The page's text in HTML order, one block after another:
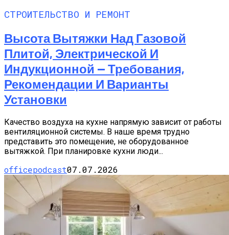
СТРОИТЕЛЬСТВО И РЕМОНТ
Высота Вытяжки Над Газовой
Плитой, Электрической И
Индукционной — Требования,
Рекомендации И Варианты
Установки
Качество воздуха на кухне напрямую зависит от работы
вентиляционной системы. В наше время трудно
представить это помещение, не оборудованное
вытяжкой. При планировке кухни люди...
officepodcast07.07.2026